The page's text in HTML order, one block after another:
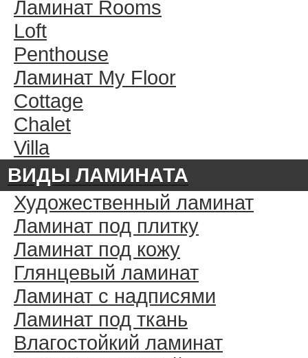
Ламинат Rooms
Loft
Penthouse
Ламинат My Floor
Cottage
Chalet
Villa
ВИДЫ ЛАМИНАТА
Художественный ламинат
Ламинат под плитку
Ламинат под кожу
Глянцевый ламинат
Ламинат с надписями
Ламинат под ткань
Влагостойкий ламинат